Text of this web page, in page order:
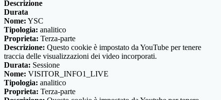
Descrizione
Durata
Nome: YSC
Tipologia: analitico
Proprieta: Terza-parte
Descrizione: Questo cookie è impostato da YouTube per tenere
traccia delle visualizzazioni dei video incorporati.
Durata: Sessione
Nome: VISITOR_INFO1_LIVE
Tipologia: analitico
Proprieta: Terza-parte